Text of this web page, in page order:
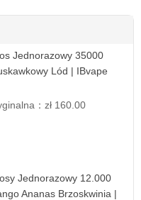
Jednorazowy 35000
Lód | IBvape
：zł 160.00
Jednorazowy 12.000
Ananas Brzoskwinia |